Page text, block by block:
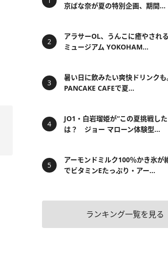
京ばな奈が夏の特別企画、期間...
アラサーOL、うんこに癒やされ
ミュージアム YOKOHAM...
暑い日に飲みたい爽快ドリンクも
PANCAKE CAFEで夏...
JO1・白岩瑠姫が“この夏挑戦し
は？ ジョー マローン体験型...
アーモンドミルク100％かき氷
でビタミンEたっぷり・アー...
ランキング一覧を見る